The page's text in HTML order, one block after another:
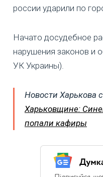
россии ударили по
Начато досудебное
нарушения законов и
УК Украины).
Новости Харькова
Харьковщине:
попали кафиры